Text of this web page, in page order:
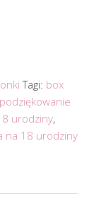
Tagi: box
podziękowanie
urodziny,
na 18 urodziny